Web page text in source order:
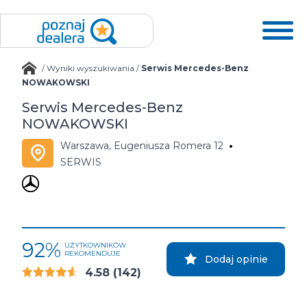
/Wyniki wyszukiwania / Serwis Mercedes-Benz
NOWAKOWSKI
Serwis Mercedes-Benz
NOWAKOWSKI
Warszawa, Eugeniusza Romera 12
SERWIS
92% UŻYTKOWNIKÓW
REKOMENDUJE
4.58 (142)
Dodaj opinie